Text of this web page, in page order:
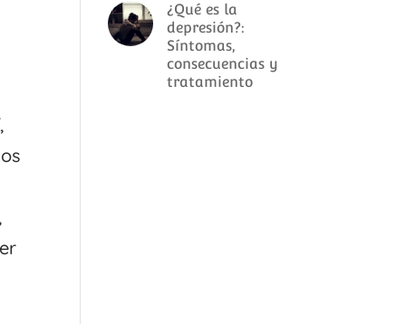
¿Qué es la
depresión?:
Síntomas,
consecuencias y
tratamiento